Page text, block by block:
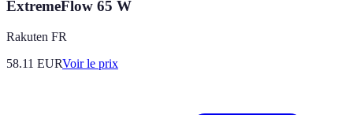
ExtremeFlow 65 W
Rakuten FR
58.11 EURVoir le prix